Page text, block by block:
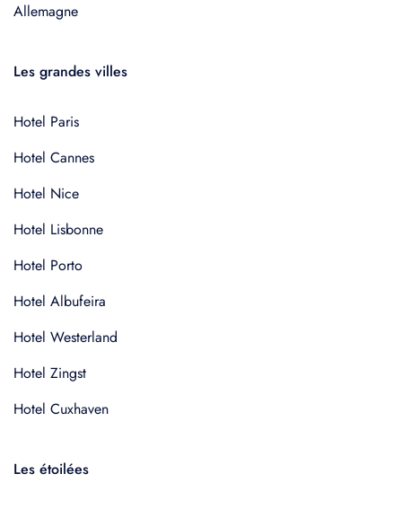
Allemagne
Les grandes villes
Hotel Paris
Hotel Cannes
Hotel Nice
Hotel Lisbonne
Hotel Porto
Hotel Albufeira
Hotel Westerland
Hotel Zingst
Hotel Cuxhaven
Les étoilées